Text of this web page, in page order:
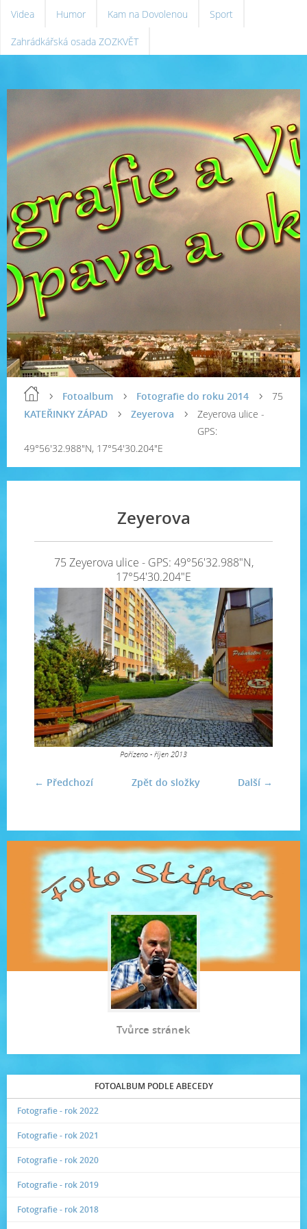
Videa Humor Kam na Dovolenou Sport
Zahrádkářská osada ZOZKVĚT
Fotoalbum
Fotografie do roku 2014
KATEŘINKY ZÁPAD
Zeyerova
75
Zeyerova ulice -
GPS:
49°56'32.988"N, 17°54'30.204"E
Zeyerova
75 Zeyerova ulice - GPS: 49°56'32.988"N,
17°54'30.204"E
Pořízeno - říjen 2013
← Předchozí Další →
Zpět do složky
Tvůrce stránek
FOTOALBUM PODLE ABECEDY
Fotografie - rok 2022
Fotografie - rok 2021
Fotografie - rok 2020
Fotografie - rok 2019
Fotografie - rok 2018